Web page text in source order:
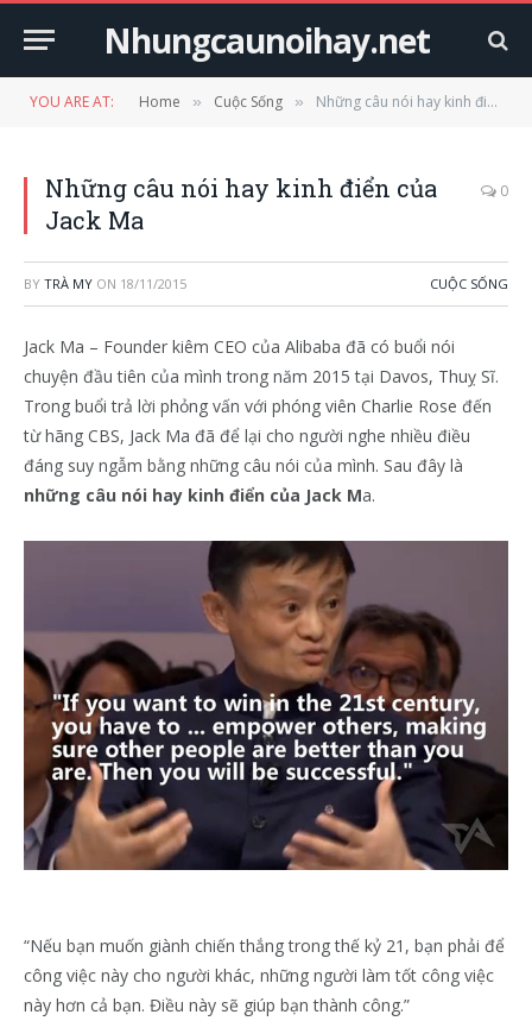
Nhungcaunoihay.net
YOU ARE AT: Home » Cuộc Sống » Những câu nói hay kinh điển của Jack Ma
Những câu nói hay kinh điển của
Jack Ma
0
BY TRÀ MY ON 18/11/2015 CUỘC SỐNG
Jack Ma – Founder kiêm CEO của Alibaba đã có buổi nói
chuyện đầu tiên của mình trong năm 2015 tại Davos, Thuỵ Sĩ.
Trong buổi trả lời phỏng vấn với phóng viên Charlie Rose đến
từ hãng CBS, Jack Ma đã để lại cho người nghe nhiều điều
đáng suy ngẫm bằng những câu nói của mình. Sau đây là
những câu nói hay kinh điển của Jack Ma.
“Nếu bạn muốn giành chiến thắng trong thế kỷ 21, bạn phải để
công việc này cho người khác, những người làm tốt công việc
này hơn cả bạn. Điều này sẽ giúp bạn thành công.”